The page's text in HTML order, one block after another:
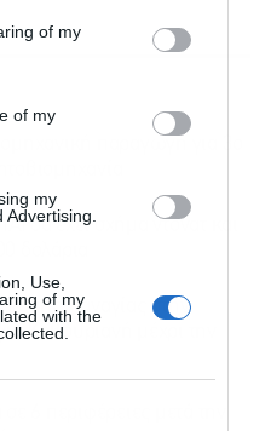
of my
of my
my
Use,
of my
with the
παραγωγή για 3ο
θα έχει σχήμα ντόνατ και
δολάρια
της Παναγίας στην
Καβουριανή μέχρι την
σε 6 περιφέρειες μετά την